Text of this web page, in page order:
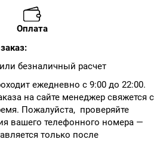
Оплата
безналичный расчет
ежедневно с 9:00 до 22:00.
на сайте менеджер свяжется с
Пожалуйста, проверяйте
вашего телефонного номера —
только после